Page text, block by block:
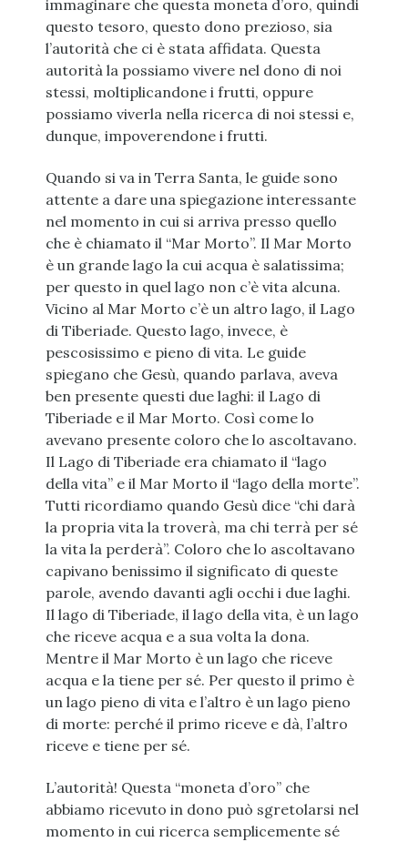
immaginare che questa moneta d’oro, quindi
questo tesoro, questo dono prezioso, sia
l’autorità che ci è stata affidata. Questa
autorità la possiamo vivere nel dono di noi
stessi, moltiplicandone i frutti, oppure
possiamo viverla nella ricerca di noi stessi e,
dunque, impoverendone i frutti.
Quando si va in Terra Santa, le guide sono
attente a dare una spiegazione interessante
nel momento in cui si arriva presso quello
che è chiamato il “Mar Morto”. Il Mar Morto
è un grande lago la cui acqua è salatissima;
per questo in quel lago non c’è vita alcuna.
Vicino al Mar Morto c’è un altro lago, il Lago
di Tiberiade. Questo lago, invece, è
pescosissimo e pieno di vita. Le guide
spiegano che Gesù, quando parlava, aveva
ben presente questi due laghi: il Lago di
Tiberiade e il Mar Morto. Così come lo
avevano presente coloro che lo ascoltavano.
Il Lago di Tiberiade era chiamato il “lago
della vita” e il Mar Morto il “lago della morte”.
Tutti ricordiamo quando Gesù dice “chi darà
la propria vita la troverà, ma chi terrà per sé
la vita la perderà”. Coloro che lo ascoltavano
capivano benissimo il significato di queste
parole, avendo davanti agli occhi i due laghi.
Il lago di Tiberiade, il lago della vita, è un lago
che riceve acqua e a sua volta la dona.
Mentre il Mar Morto è un lago che riceve
acqua e la tiene per sé. Per questo il primo è
un lago pieno di vita e l’altro è un lago pieno
di morte: perché il primo riceve e dà, l’altro
riceve e tiene per sé.
L’autorità! Questa “moneta d’oro” che
abbiamo ricevuto in dono può sgretolarsi nel
momento in cui ricerca semplicemente sé